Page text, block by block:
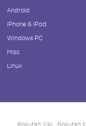
Android
iPhone & iPad
Windows PC
Mac
Linux
Rakuten Viki Rakuten